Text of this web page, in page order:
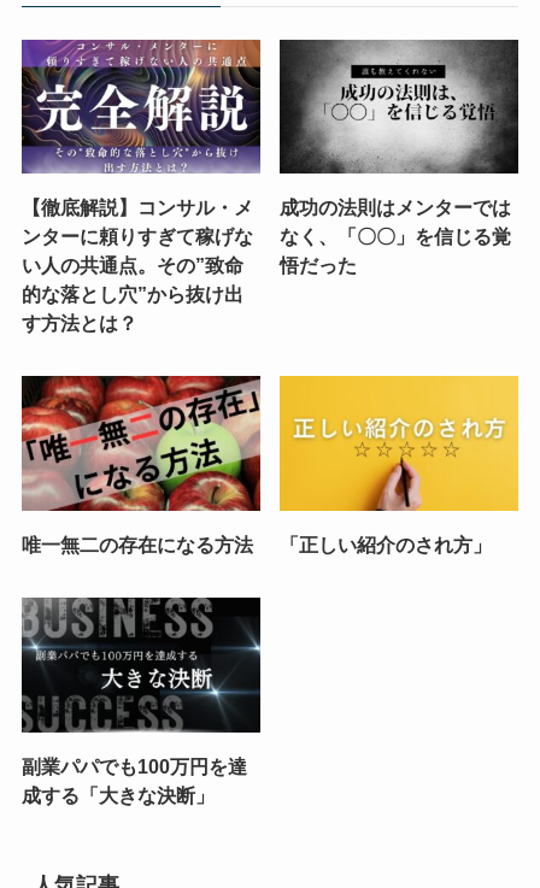
【徹底解説】コンサル・メ
ンターに頼りすぎて稼げな
い人の共通点。その”致命
的な落とし穴”から抜け出
す方法とは？
成功の法則はメンターでは
なく、「〇〇」を信じる覚
悟だった
唯一無二の存在になる方法 「正しい紹介のされ方」
副業パパでも100万円を達
成する「大きな決断」